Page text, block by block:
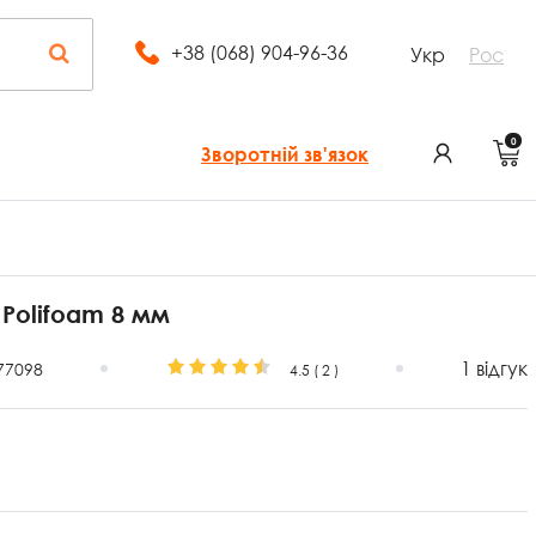
+38 (068) 904-96-36 Укр Рос
Зворотній зв'язок
0
Polifoam 8 мм
4.5 (2 ) 1 відгук